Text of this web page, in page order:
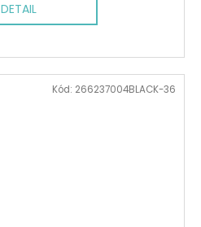
DETAIL
Kód: 266237004BLACK-36